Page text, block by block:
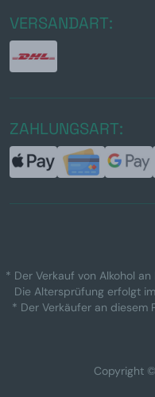
VERSANDART:
ZAHLUNGSART:
* Der Verkauf von Alkohol
Die Altersprüfung erfolgt
* Der Verkäufer an diesem
Copyright